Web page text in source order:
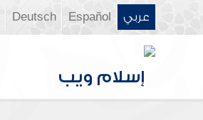
عربي Español
Deutsch